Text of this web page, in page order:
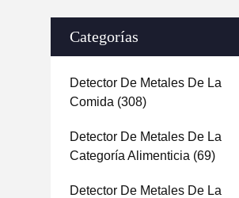
Categorías
Detector De Metales De La
Comida (308)
Detector De Metales De La
Categoría Alimenticia (69)
Detector De Metales De La